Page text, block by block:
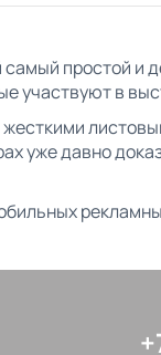
простой и
участвуют в
уже давно